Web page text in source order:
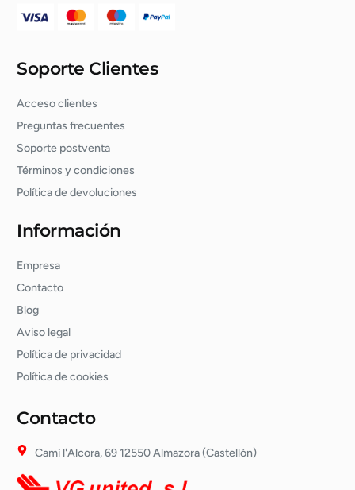
Soporte Clientes
Acceso clientes
Preguntas frecuentes
Soporte postventa
Términos y condiciones
Política de devoluciones
Información
Empresa
Contacto
Blog
Aviso legal
Política de privacidad
Política de cookies
Contacto
Camí l'Alcora, 69 12550 Almazora (Castellón)